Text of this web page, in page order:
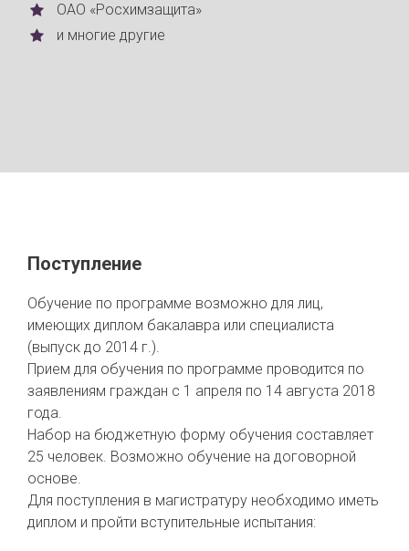
ОАО «Росхимзащита»
и многие другие
Поступление
Обучение по программе возможно для лиц,
имеющих диплом бакалавра или специалиста
(выпуск до 2014 г.).
Прием для обучения по программе проводится по
заявлениям граждан с 1 апреля по 14 августа 2018
года.
Набор на бюджетную форму обучения составляет
25 человек. Возможно обучение на договорной
основе.
Для поступления в магистратуру необходимо иметь
диплом и пройти вступительные испытания: